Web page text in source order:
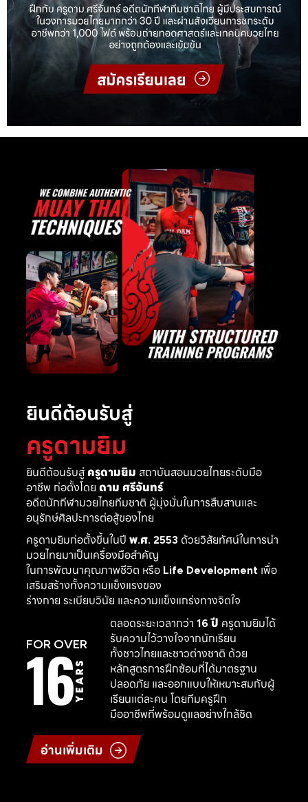
ยินดีต้อนรับสู่
ครูดามยิม
ยินดีต้อนรับสู่ ครูดามยิม สถาบันสอนมวยไทยระดับมือ
อาชีพ ก่อตั้งโดย ดาม ศรีจันทร์
อดีตนักกีฬามวยไทยทีมชาติ ผู้มุ่งมั่นในการสืบสานและ
อนุรักษ์ศิลปะการต่อสู้ของไทย
ครูดามยิมก่อตั้งขึ้นในปี พ.ศ. 2553ด้วยวิสัยทัศน์ในการนำ
มวยไทยมาเป็นเครื่องมือสำคัญ
ในการพัฒนาคุณภาพชีวิต หรือ Life Developmentเพื่อ
เสริมสร้างทั้งความแข็งแรงของ
ร่างกาย ระเบียบวินัย และความแข็งแกร่งทางจิตใจ
FOR OVER
16YEARS
ตลอดระยะเวลากว่า 16 ปี ครูดามยิมได้
รับความไว้วางใจจากนักเรียน
ทั้งชาวไทยและชาวต่างชาติ ด้วย
หลักสูตรการฝึกซ้อมที่ได้มาตรฐาน
ปลอดภัย และออกแบบให้เหมาะสมกับผู้
เรียนแต่ละคน โดยทีมครูฝึก
มืออาชีพที่พร้อมดูแลอย่างใกล้ชิด
อ่านเพิ่มเติม